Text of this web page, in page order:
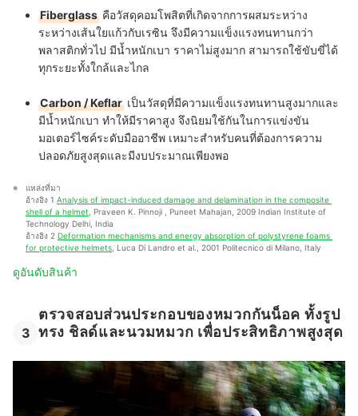
Fiberglass คือวัสดุคอมโพสิตที่เกิดจากการผสมระหว่าง
ระหว่างเส้นใยแก้วกับเรซิน จึงมีความแข็งแรงทนทานกว่า
พลาสติกทั่วไป มีน้ำหนักเบา ราคาไม่สูงมาก สามารถใช้ขับขี่ได้
ทุกระยะทั้งใกล้และไกล
Carbon / Keflar เป็นวัสดุที่มีความแข็งแรงทนทานสูงมากและ
มีน้ำหนักเบา ทำให้มีราคาสูง จึงนิยมใช้กันในการแข่งขัน
มอเตอร์ไซค์ระดับมืออาชีพ เหมาะสำหรับคนที่ต้องการความ
ปลอดภัยสูงสุดและมีงบประมาณเพียงพอ
แหล่งที่มา
อ้างอิง 1 Analysis of impact-induced damage and delamination in the composite
shell of a helmet , Praveen K. Pinnoji , Puneet Mahajan, 2009 Indian Institute of
Technology Delhi, India
อ้างอิง 2 Deformation mechanisms and energy absorption of polystyrene foams
for protective helmets, Luca Di Landro et al., 2001 Politecnico di Milano, Italy
ดูอันดับสินค้า
3
ตรวจสอบส่วนประกอบของหมวกกันน็อค ทั้งรูป
ทรง ชิลด์และนวมหมวก เพื่อประสิทธิภาพสูงสุด